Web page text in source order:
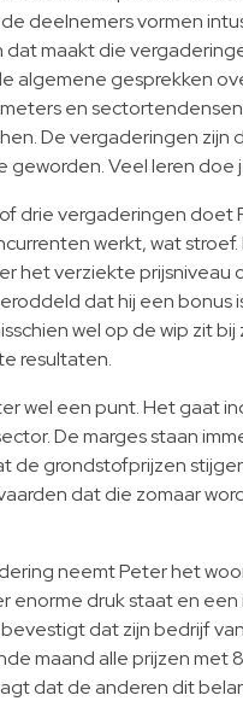
deelnemers vormen
maakt die
algemene gesprekken
en
De vergaderingen zijn
geworden. Veel leren doe
drie vergaderingen doet
werkt, wat stroef.
het verziekte prijsniveau
dat hij een bonus
wel op de wip zit bij
resultaten.
wel een punt. Het gaat
De marges staan
de grondstofprijzen
dat die zomaar
neemt Peter het
enorme druk staat en
dat zijn bedrijf
maand alle prijzen met
dat de anderen dit